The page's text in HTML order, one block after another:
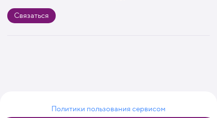
Связаться
Политики пользования сервисом